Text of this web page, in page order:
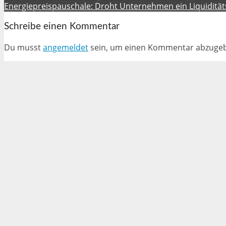
Energiepreispauschale: Droht Unternehmen ein
Schreibe einen Kommentar
Du musstangemeldetsein, um einen Kommentar